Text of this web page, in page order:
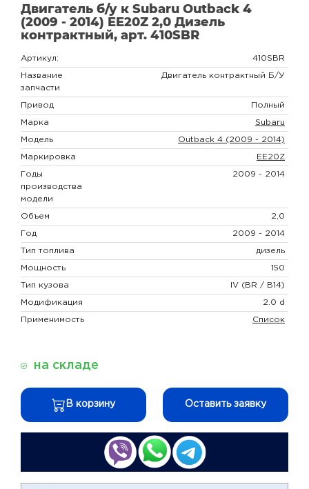
Двигатель б/у к Subaru Outback 4
(2009 - 2014) EE20Z 2,0 Дизель
контрактный, арт. 410SBR
Артикул: 410SBR
Название
запчасти
Двигатель контрактный Б/У
Привод Полный
Марка Subaru
Модель Outback 4 (2009 - 2014)
Маркировка EE20Z
Годы
производства
модели
2009 - 2014
Объем 2,0
Год 2009 - 2014
Тип топлива дизель
Мощность 150
Тип кузова IV (BR / B14)
Модификация 2.0 d
Применимость Список
на складе
В корзину Оставить заявку